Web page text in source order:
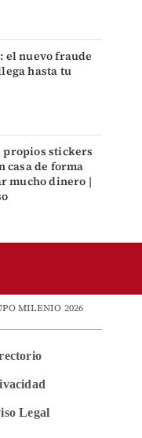
el nuevo fraude
hasta tu
propios stickers
casa de forma
mucho dinero |
MILENIO 2026
Legal